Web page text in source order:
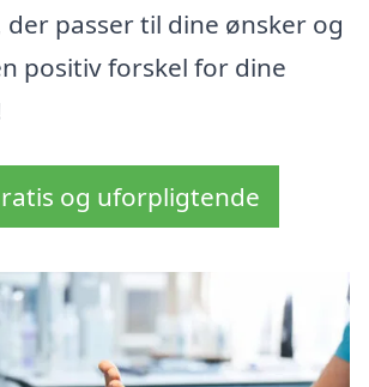
passer til dine ønsker og
positiv forskel for dine
og uforpligtende